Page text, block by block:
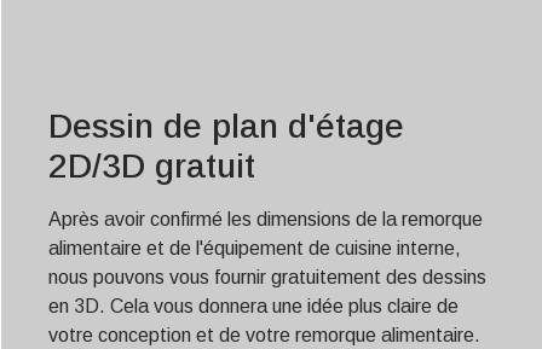
Dessin de plan d'étage
2D/3D gratuit
Après avoir confirmé les dimensions de la remorque
alimentaire et de l'équipement de cuisine interne,
nous pouvons vous fournir gratuitement des dessins
en 3D. Cela vous donnera une idée plus claire de
votre conception et de votre remorque alimentaire.